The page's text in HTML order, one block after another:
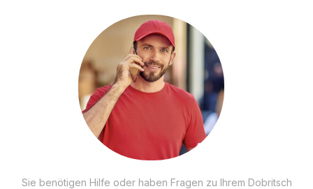
Sie benötigen Hilfe oder haben Fragen zu Ihrem Dobritsch